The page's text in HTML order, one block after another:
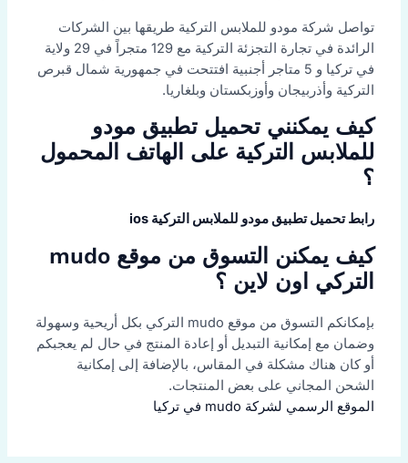
تواصل شركة مودو للملابس التركية طريقها بين الشركات
الرائدة في تجارة التجزئة التركية مع 129 متجراً في 29 ولاية
في تركيا و 5 متاجر أجنبية افتتحت في جمهورية شمال قبرص
التركية وأذربيجان وأوزبكستان وبلغاريا.
كيف يمكنني تحميل تطبيق مودو
للملابس التركية على الهاتف المحمول
؟
رابط تحميل تطبيق مودو للملابس التركية ios
كيف يمكنن التسوق من موقع mudo
التركي اون لاين ؟
بإمكانكم التسوق من موقع mudo التركي بكل أريحية وسهولة
وضمان مع إمكانية التبديل أو إعادة المنتج في حال لم يعجبكم
أو كان هناك مشكلة في المقاس، بالإضافة إلى إمكانية
الشحن المجاني على بعض المنتجات.
الموقع الرسمي لشركة mudo في تركيا